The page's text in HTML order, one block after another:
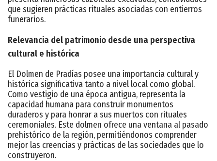
que sugieren prácticas rituales asociadas con entierros
funerarios.
Relevancia del patrimonio desde una perspectiva
cultural e histórica
El Dolmen de Pradías posee una importancia cultural y
histórica significativa tanto a nivel local como global.
Como vestigio de una época antigua, representa la
capacidad humana para construir monumentos
duraderos y para honrar a sus muertos con rituales
ceremoniales. Este dolmen ofrece una ventana al pasado
prehistórico de la región, permitiéndonos comprender
mejor las creencias y prácticas de las sociedades que lo
construyeron.